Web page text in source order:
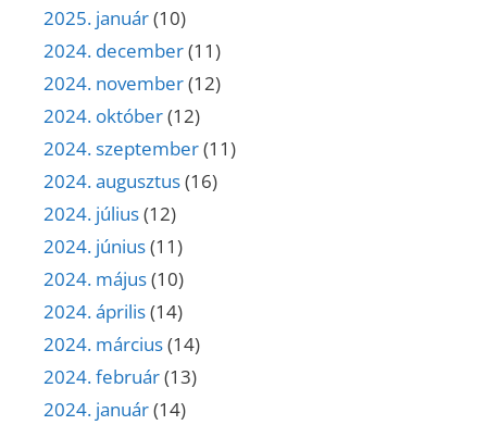
2025. január(10)
2024. december(11)
2024. november(12)
2024. október(12)
2024. szeptember(11)
2024. augusztus(16)
2024. július(12)
2024. június(11)
2024. május(10)
2024. április(14)
2024. március(14)
2024. február(13)
2024. január(14)